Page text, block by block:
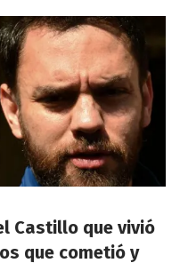
Castillo que vivió
que cometió y